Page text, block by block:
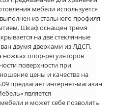
мебели используется
из стального профиля
Шкаф оснащен тремя
на две стеклянные
двумя дверками из ЛДСП.
опор-регуляторов
поверхности при
цены и качества на
предлагает интернет-магазин
является
и может себе позволить